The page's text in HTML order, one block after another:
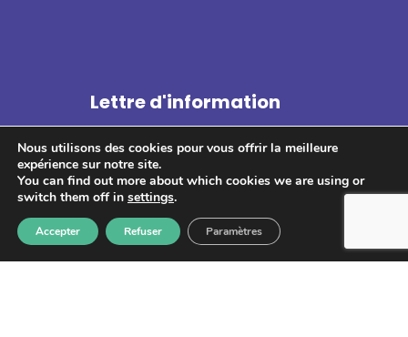
Lettre d'information
S'abonner
Nous utilisons des cookies pour vous offrir la meilleure
expérience sur notre site.
You can find out more about which cookies we are using or
switch them off in settings.
Accepter Refuser Paramètres